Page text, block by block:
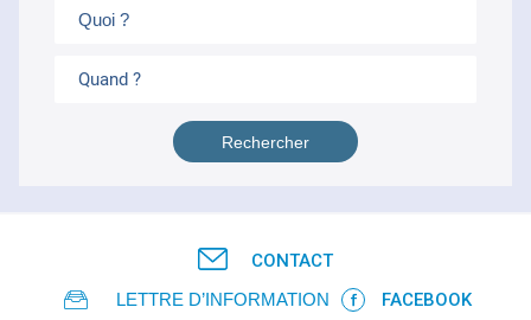
Quand ?
CONTACT
LETTRE D’INFORMATION
FACEBOOK